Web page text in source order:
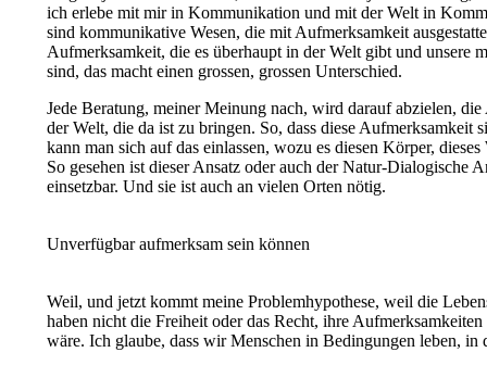
ich erlebe mit mir in Kommunikation und mit der Welt in
sind kommunikative Wesen, die mit Aufmerksamkeit
Aufmerksamkeit, die es überhaupt in der Welt gibt und unsere
sind, das macht einen grossen, grossen Unterschied.
Jede Beratung, meiner Meinung nach, wird darauf abzielen,
der Welt, die da ist zu bringen. So, dass diese
kann man sich auf das einlassen, wozu es diesen Körper, dieses
So gesehen ist dieser Ansatz oder auch der Natur-Dialogische
einsetzbar. Und sie ist auch an vielen Orten nötig.
Unverfügbar aufmerksam sein können
Weil, und jetzt kommt meine Problemhypothese, weil die
haben nicht die Freiheit oder das Recht, ihre
wäre. Ich glaube, dass wir Menschen in Bedingungen leben,